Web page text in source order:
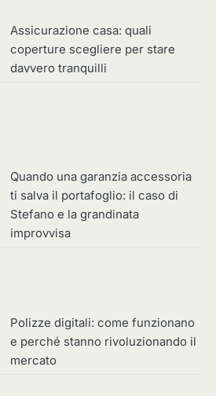
Assicurazione casa: quali
coperture scegliere per stare
davvero tranquilli
Quando una garanzia accessoria
ti salva il portafoglio: il caso di
Stefano e la grandinata
improvvisa
Polizze digitali: come funzionano
e perché stanno rivoluzionando il
mercato